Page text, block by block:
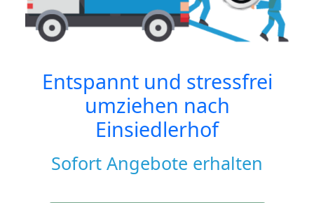
Entspannt und stressfrei
umziehen nach
Einsiedlerhof
Sofort Angebote erhalten